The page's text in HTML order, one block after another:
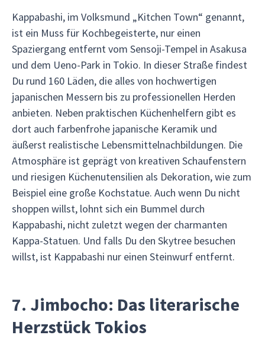
Kappabashi, im Volksmund „Kitchen Town“ genannt,
ist ein Muss für Kochbegeisterte, nur einen
Spaziergang entfernt vom Sensoji-Tempel in Asakusa
und dem Ueno-Park in Tokio. In dieser Straße findest
Du rund 160 Läden, die alles von hochwertigen
japanischen Messern bis zu professionellen Herden
anbieten. Neben praktischen Küchenhelfern gibt es
dort auch farbenfrohe japanische Keramik und
äußerst realistische Lebensmittelnachbildungen. Die
Atmosphäre ist geprägt von kreativen Schaufenstern
und riesigen Küchenutensilien als Dekoration, wie zum
Beispiel eine große Kochstatue. Auch wenn Du nicht
shoppen willst, lohnt sich ein Bummel durch
Kappabashi, nicht zuletzt wegen der charmanten
Kappa-Statuen. Und falls Du den Skytree besuchen
willst, ist Kappabashi nur einen Steinwurf entfernt.
7. Jimbocho: Das literarische
Herzstück Tokios